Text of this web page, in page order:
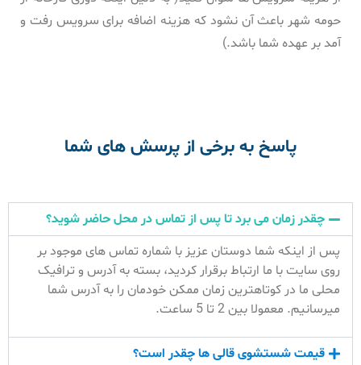
حومه شهر باعث آن نشود که هزینه اضافه برای سرویس رفت و
آمد بر عهده شما باشد.)
پاسخ به برخی از پرسش های شما
چقدر زمان می برد تا پس از تماس در محل حاضر شوید؟
پس از اینکه شما دوستان عزیز با شماره تماس های موجود بر
روی سایت با ما ارتباط برقرار کردید، بسته به آدرس و ترافیک
محلی ما در کوتاهترین زمان ممکن خودمان را به آدرس شما
میرسانیم. معمولا بین 2 تا 5 ساعت.
قیمت شستشوی قالی ها چقدر است؟